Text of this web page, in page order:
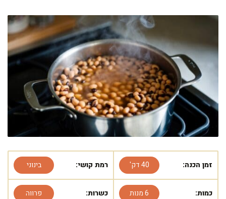
זמן הכנה: 40 דק' רמת קושי: בינוני
כמות: 6 מנות כשרות: פרווה